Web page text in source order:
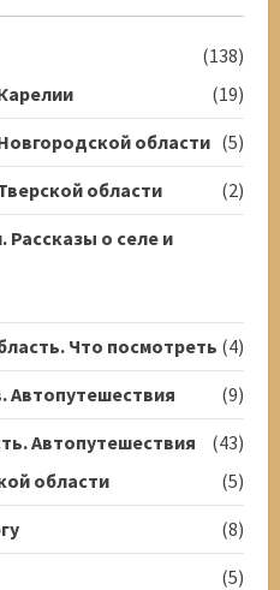
(138)
(19)
области (5)
области
(2)
Рассказы о селе и
Что посмотреть (4)
Автопутешествия
(9)
Автопутешествия
(43)
области
(5)
(8)
(5)